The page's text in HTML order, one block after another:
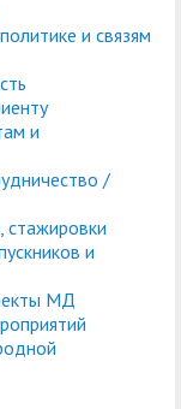
и связям
и
/
стажировки
и
МД